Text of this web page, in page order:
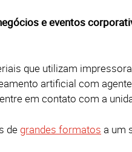
e eventos
que utilizam
artificial com
em contato com a
de grandes formatos a um